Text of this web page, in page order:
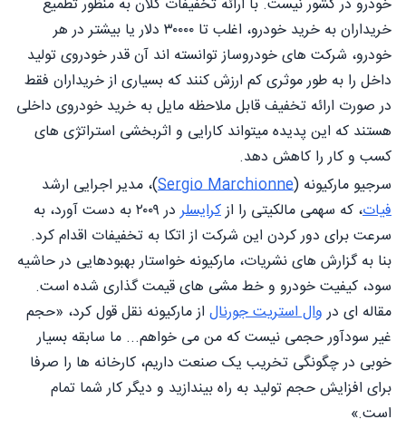
خریداران به خرید خودرو، اغلب تا ۳۰۰۰۰ دلار یا بیشتر در هر
خودرو، شرکت های خودروساز توانسته اند آن قدر خودروی تولید
داخل را به طور موثری کم ارزش کنند که بسیاری از خریداران فقط
در صورت ارائه تخفیف قابل ملاحظه مایل به خرید خودروی داخلی
هستند که این پدیده میتواند کارایی و اثربخشی استراتژی های
کسب و کار را کاهش دهد.
سرجیو مارکیونه (Sergio Marchionne)، مدیر اجرایی ارشد
فیات، که سهمی مالکیتی را ازکرایسلر
در ۲۰۰۹ به دست آورد، به
سرعت برای دور کردن این شرکت از اتکا به تخفیفات اقدام کرد.
بنا به گزارش های نشریات، مارکیونه خواستار بهبودهایی در حاشیه
سود، کیفیت خودرو و خط مشی های قیمت گذاری شده است.
مقاله ای دروال استريت جورنال از مارکیونه نقل قول کرد، «حجم
غیر سودآور حجمی نیست که من می خواهم... ما سابقه بسیار
خوبی در چگونگی تخریب یک صنعت داریم، کارخانه ها را صرفا
برای افزایش حجم تولید به راه بیندازید و دیگر کار شما تمام
است.»